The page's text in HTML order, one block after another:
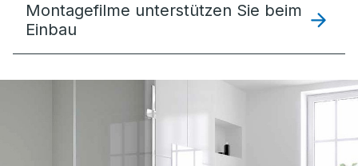
Montagefilme unterstützen Sie beim
Einbau